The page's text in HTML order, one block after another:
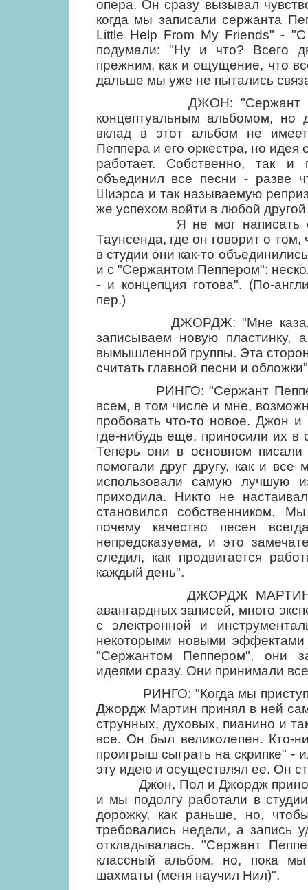
опера. Он сразу вызывал
когда мы записали сержанта
Little Help From My Friends" -
подумали: "Ну и что? Всего
прежним, как и ощущение, что
дальше мы уже не пытались
ДЖОН: "Сержант
концептуальным альбомом,
вклад в этот альбом не
Пеппера и его оркестра, но
работает. Собственно, так
объединил все песни - разве
Шиэрса и так называемую
же успехом войти в любой
Я не мог написать
Таунсенда, где он говорит о
в студии они как-то
и с "Сержантом Пеппером":
- и концепция готова". (По-
пер.)
ДЖОРДЖ: "Мне казалось,
записываем новую пластинку,
вымышленной группы. Эта
считать главной песни и
РИНГО: "Сержант Пеппер" -
всем, в том числе и мне,
пробовать что-то новое. Джон
где-нибудь еще, приносили их в
Теперь они в основном
помогали друг другу, как и
использовали самую лучшую
приходила. Никто не
становился собственником.
почему качество песен
непредсказуема, и это
следил, как продвигается
каждый день".
ДЖОРДЖ МАРТИН: "Я
авангардных записей, много
с электронной и
некоторыми новыми
"Сержантом Пеппером", они
идеями сразу. Они принимали
РИНГО: "Когда мы
Джордж Мартин принял в ней
струнных, духовых, пианино и
все. Он был великолепен. Кто-
проигрыш сыграть на скрипке" -
эту идею и осуществлял ее. Он
Джон, Пол и Джордж
и мы подолгу работали в
дорожку, как раньше, но,
требовались недели, а запись
откладывалась. "Сержант
классный альбом, но, пока
шахматы (меня научил Нил)".